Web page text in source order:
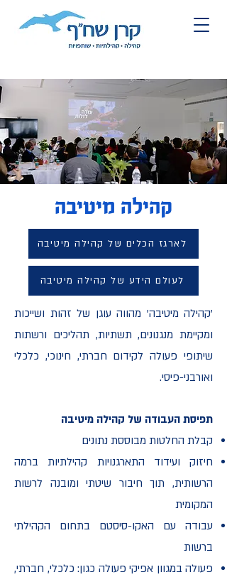
קהילה מיטיבה
לארגז הכלים של קהילה מיטיבה
לעולם הידע של קהילה מיטיבה
'קהילה מיטיבה' מהווה עוגן של זהות ושייכות
ומקיימת מנגנונים, תשתיות, תהליכים ורשתות
שיתופי פעולה לקידום חברתי, חינוכי, כלכלי
ואורבני-פיסי.
תפיסת העבודה של קהילה מיטיבה
קבלת החלטות מבוססת נתונים
חיזוק ועידוד התארגנויות קהילתיות ברמה
הרשותית, תוך חיבור שיטתי ומובנה לרשות
המקומית
עבודה עם האקו-סיסטם בתחום הקהילתי
ברשות
פעולה במגוון אפיקי פעולה כגון: כלכלי, חברתי,